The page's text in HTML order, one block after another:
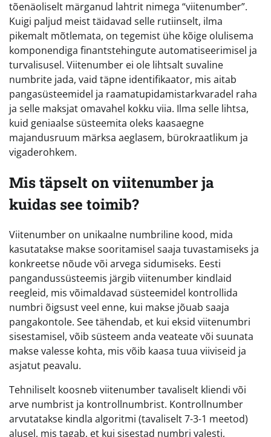
tõenäoliselt märganud lahtrit nimega “viitenumber”.
Kuigi paljud meist täidavad selle rutiinselt, ilma
pikemalt mõtlemata, on tegemist ühe kõige olulisema
komponendiga finantstehingute automatiseerimisel ja
turvalisusel. Viitenumber ei ole lihtsalt suvaline
numbrite jada, vaid täpne identifikaator, mis aitab
pangasüsteemidel ja raamatupidamistarkvaradel raha
ja selle maksjat omavahel kokku viia. Ilma selle lihtsa,
kuid geniaalse süsteemita oleks kaasaegne
majandusruum märksa aeglasem, bürokraatlikum ja
vigaderohkem.
Mis täpselt on viitenumber ja
kuidas see toimib?
Viitenumber on unikaalne numbriline kood, mida
kasutatakse makse sooritamisel saaja tuvastamiseks ja
konkreetse nõude või arvega sidumiseks. Eesti
pangandussüsteemis järgib viitenumber kindlaid
reegleid, mis võimaldavad süsteemidel kontrollida
numbri õigsust veel enne, kui makse jõuab saaja
pangakontole. See tähendab, et kui eksid viitenumbri
sisestamisel, võib süsteem anda veateate või suunata
makse valesse kohta, mis võib kaasa tuua viiviseid ja
asjatut peavalu.
Tehniliselt koosneb viitenumber tavaliselt kliendi või
arve numbrist ja kontrollnumbrist. Kontrollnumber
arvutatakse kindla algoritmi (tavaliselt 7-3-1 meetod)
alusel, mis tagab, et kui sisestad numbri valesti,